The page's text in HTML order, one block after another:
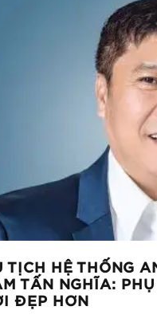
TỊCH HỆ THỐNG
TẤN NGHĨA:
ĐẸP HƠN